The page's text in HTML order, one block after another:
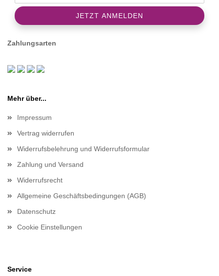
Zahlungsarten
Mehr über...
Impressum
Vertrag widerrufen
Widerrufsbelehrung und Widerrufsformular
Zahlung und Versand
Widerrufsrecht
Allgemeine Geschäftsbedingungen (AGB)
Datenschutz
Cookie Einstellungen
Service